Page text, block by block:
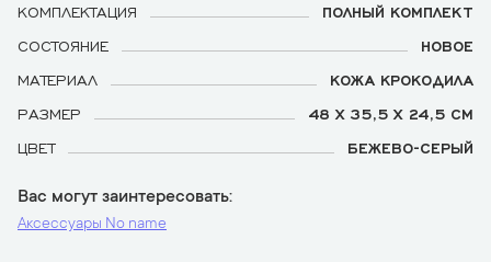
КОМПЛЕКТАЦИЯ
ПОЛНЫЙ КОМПЛЕКТ
СОСТОЯНИЕ
НОВОЕ
МАТЕРИАЛ
КОЖА КРОКОДИЛА
РАЗМЕР
48 Х 35,5 Х 24,5 СМ
ЦВЕТ
БЕЖЕВО-СЕРЫЙ
Вас могут заинтересовать
Аксессуары No name